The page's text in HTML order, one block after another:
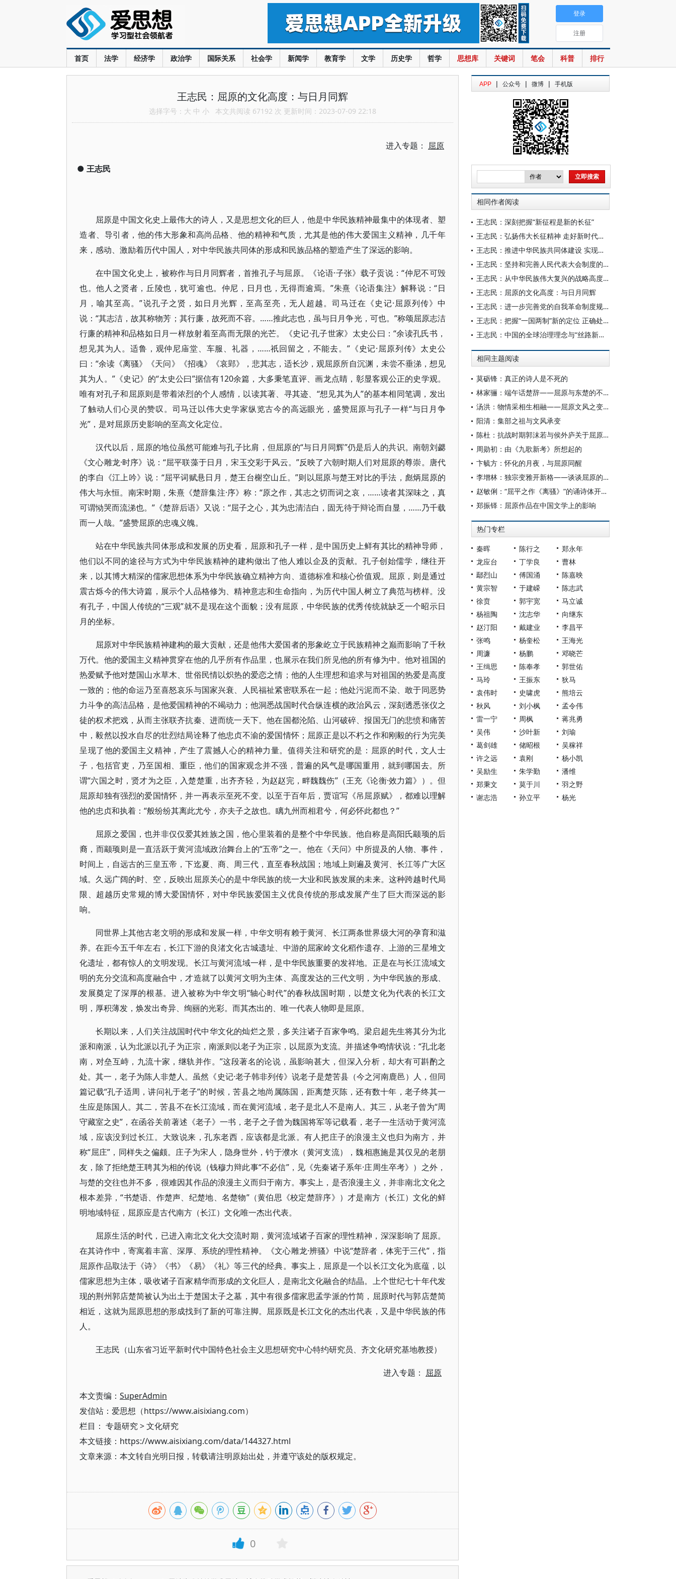
首页 法学 经济学 政治学 国际关系 社会学 新闻学 教育学 文学 历史学 哲学 思想库 关键词 笔会 科普 排行
登录
注册
王志民：屈原的文化高度：与日月同辉
选择字号： 大 中 小 本文共阅读 67192 次 更新时间：2023-07-09 22:18
进入专题： 屈原
● 王志民
屈原是中国文化史上最伟大的诗人，又是思想文化的巨人，他是中华民族精神最集中的体现者、塑
造者、导引者，他的伟大形象和高尚品格、他的精神和气质，尤其是他的伟大爱国主义精神，几千年
来，感动、激励着历代中国人，对中华民族共同体的形成和民族品格的塑造产生了深远的影响。
在中国文化史上，被称作与日月同辉者，首推孔子与屈原。《论语·子张》载子贡说：“仲尼不可毁
也。他人之贤者，丘陵也，犹可逾也。仲尼，日月也，无得而逾焉。”朱熹《论语集注》解释说：“日
月，喻其至高。”说孔子之贤，如日月光辉，至高至亮，无人超越。司马迁在《史记·屈原列传》中
说：“其志洁，故其称物芳；其行廉，故死而不容。……推此志也，虽与日月争光，可也。”称颂屈原志洁
行廉的精神和品格如日月一样放射着至高而无限的光芒。《史记·孔子世家》太史公曰：“余读孔氏书，
想见其为人。适鲁，观仲尼庙堂、车服、礼器，……祇回留之，不能去。”《史记·屈原列传》太史公
曰：“余读《离骚》《天问》《招魂》《哀郢》，悲其志，适长沙，观屈原所自沉渊，未尝不垂涕，想见
其为人。”《史记》的“太史公曰”据信有120余篇，大多秉笔直评、画龙点睛，彰显客观公正的史学观。
唯有对孔子和屈原则是带着浓烈的个人感情，以读其著、寻其迹、“想见其为人”的基本相同笔调，发出
了触动人们心灵的赞叹。司马迁以伟大史学家纵览古今的高远眼光，盛赞屈原与孔子一样“与日月争
光”，是对屈原历史影响的至高文化定位。
汉代以后，屈原的地位虽然可能难与孔子比肩，但屈原的“与日月同辉”仍是后人的共识。南朝刘勰
《文心雕龙·时序》说：“屈平联藻于日月，宋玉交彩于风云。”反映了六朝时期人们对屈原的尊崇。唐代
的李白《江上吟》说：“屈平词赋悬日月，楚王台榭空山丘。”则以屈原与楚王对比的手法，彪炳屈原的
伟大与永恒。南宋时期，朱熹《楚辞集注·序》称：“原之作，其志之切而词之哀，……读者其深味之，真
可谓恸哭而流涕也。”《楚辞后语》又说：“屈子之心，其为忠清洁白，固无待于辩论而自显，……乃千载
而一人哉。”盛赞屈原的忠魂义魄。
站在中华民族共同体形成和发展的历史看，屈原和孔子一样，是中国历史上鲜有其比的精神导师，
他们以不同的途径与方式为中华民族精神的建构做出了他人难以企及的贡献。孔子创始儒学，继往开
来，以其博大精深的儒家思想体系为中华民族确立精神方向、道德标准和核心价值观。屈原，则是通过
震古烁今的伟大诗篇，展示个人品格修为、精神意志和生命指向，为历代中国人树立了典范与榜样。没
有孔子，中国人传统的“三观”就不是现在这个面貌；没有屈原，中华民族的优秀传统就缺乏一个昭示日
月的坐标。
屈原对中华民族精神建构的最大贡献，还是他伟大爱国者的形象屹立于民族精神之巅而影响了千秋
万代。他的爱国主义精神贯穿在他的几乎所有作品里，也展示在我们所见他的所有修为中。他对祖国的
热爱赋予他对楚国山水草木、世俗民情以炽热的爱恋之情；他的人生理想和追求与对祖国的热爱是高度
一致的；他的命运乃至喜怒哀乐与国家兴衰、人民福祉紧密联系在一起；他处污泥而不染、敢于同恶势
力斗争的高洁品格，是他爱国精神的不竭动力；他洞悉战国时代合纵连横的政治风云，深刻透悉张仪之
徒的权术把戏，从而主张联齐抗秦、进而统一天下。他在国都沦陷、山河破碎、报国无门的悲愤和痛苦
中，毅然以投水自尽的壮烈结局诠释了他忠贞不渝的爱国情怀；屈原正是以不朽之作和刚毅的行为完美
呈现了他的爱国主义精神，产生了震撼人心的精神力量。值得关注和研究的是：屈原的时代，文人士
子，包括官吏，乃至国相、重臣，他们的国家观念并不强，普遍的风气是哪国重用，就到哪国去。所
谓“六国之时，贤才为之臣，入楚楚重，出齐齐轻，为赵赵完，畔魏魏伤”（王充《论衡·效力篇》）。但
屈原却独有强烈的爱国情怀，并一再表示至死不变。以至于百年后，贾谊写《吊屈原赋》，都难以理解
他的忠贞和执着：“般纷纷其离此尤兮，亦夫子之故也。瞝九州而相君兮，何必怀此都也？”
屈原之爱国，也并非仅仅爱其姓族之国，他心里装着的是整个中华民族。他自称是高阳氏颛顼的后
裔，而颛顼则是一直活跃于黄河流域政治舞台上的“五帝”之一。他在《天问》中所提及的人物、事件，
时间上，自远古的三皇五帝，下迄夏、商、周三代，直至春秋战国；地域上则遍及黄河、长江等广大区
域。久远广阔的时、空，反映出屈原关心的是中华民族的统一大业和民族发展的未来。这种跨越时代局
限、超越历史常规的博大爱国情怀，对中华民族爱国主义优良传统的形成发展产生了巨大而深远的影
响。
同世界上其他古老文明的形成和发展一样，中华文明有赖于黄河、长江两条世界级大河的孕育和滋
养。在距今五千年左右，长江下游的良渚文化古城遗址、中游的屈家岭文化稻作遗存、上游的三星堆文
化遗址，都有惊人的文明发现。长江与黄河流域一样，是中华民族重要的发祥地。正是在与长江流域文
明的充分交流和高度融合中，才造就了以黄河文明为主体、高度发达的三代文明，为中华民族的形成、
发展奠定了深厚的根基。进入被称为中华文明“轴心时代”的春秋战国时期，以楚文化为代表的长江文
明，厚积薄发，焕发出奇异、绚丽的光彩。而其杰出的、唯一代表人物即是屈原。
长期以来，人们关注战国时代中华文化的灿烂之景，多关注诸子百家争鸣。梁启超先生将其分为北
派和南派，认为北派以孔子为正宗，南派则以老子为正宗，以屈原为支流。并描述争鸣情状说：“孔北老
南，对垒互峙，九流十家，继轨并作。”这段著名的论说，虽影响甚大，但深入分析，却大有可斟酌之
处。其一，老子为陈人非楚人。虽然《史记·老子韩非列传》说老子是楚苦县（今之河南鹿邑）人，但同
篇记载“孔子适周，讲问礼于老子”的时候，苦县之地尚属陈国，距离楚灭陈，还有数十年，老子终其一
生应是陈国人。其二，苦县不在长江流域，而在黄河流域，老子是北人不是南人。其三，从老子曾为“周
守藏室之史”，在函谷关前著述《老子》一书，老子之子曾为魏国将军等记载看，老子一生活动于黄河流
域，应该没到过长江。大致说来，孔东老西，应该都是北派。有人把庄子的浪漫主义也归为南方，并
称“屈庄”，同样失之偏颇。庄子为宋人，隐身世外，钓于濮水（黄河支流），魏相惠施是其仅见的老朋
友，除了拒绝楚王聘其为相的传说（钱穆力辩此事“不必信”，见《先秦诸子系年·庄周生卒考》）之外，
与楚的交往也并不多，很难因其作品的浪漫主义而归于南方。事实上，是否浪漫主义，并非南北文化之
根本差异，“书楚语、作楚声、纪楚地、名楚物”（黄伯思《校定楚辞序》）才是南方（长江）文化的鲜
明地域特征，屈原应是古代南方（长江）文化唯一杰出代表。
屈原生活的时代，已进入南北文化大交流时期，黄河流域诸子百家的理性精神，深深影响了屈原。
在其诗作中，寄寓着丰富、深厚、系统的理性精神。《文心雕龙·辨骚》中说“楚辞者，体宪于三代”，指
屈原作品取法于《诗》《书》《易》《礼》等三代的经典。事实上，屈原是一个以长江文化为底蕴，以
儒家思想为主体，吸收诸子百家精华而形成的文化巨人，是南北文化融合的结晶。上个世纪七十年代发
现的荆州郭店楚简被认为出土于楚国太子之墓，其中有很多儒家思孟学派的竹简，屈原时代与郭店楚简
相近，这就为屈原思想的形成找到了新的可靠注脚。屈原既是长江文化的杰出代表，又是中华民族的伟
人。
王志民（山东省习近平新时代中国特色社会主义思想研究中心特约研究员、齐文化研究基地教授）
进入专题： 屈原
本文责编： SuperAdmin
发信站：爱思想（https://www.aisixiang.com）
栏目： 专题研究>文化研究
本文链接：https://www.aisixiang.com/data/144327.html
文章来源：本文转自光明日报，转载请注明原始出处，并遵守该处的版权规定。
0
APP | 公众号 | 微博 | 手机版
相同作者阅读
王志民：深刻把握“新征程是新的长征”
王志民：弘扬伟大长征精神 走好新时代的长征路
王志民：推进中华民族共同体建设 实现中华民族伟大复兴
王志民：坚持和完善人民代表大会制度的科学指引
王志民：从中华民族伟大复兴的战略高度深刻把握铸牢中华民族共同体意识
王志民：屈原的文化高度：与日月同辉
王志民：进一步完善党的自我革命制度规范体系
王志民：把握“一国两制”新的定位 正确处理六对重要关系
王志民：中国的全球治理理念与“丝路新秩序”
相同主题阅读
莫砺锋：真正的诗人是不死的
林家骊：端午话楚辞——屈原与东楚的不解之缘
汤洪：物情采相生相融——屈原文风之变与千年流响
阳清：集部之祖与文风承变
陈杜：抗战时期郭沫若与侯外庐关于屈原思想论争的再考察
周勋初：由《九歌新考》所想起的
卞毓方：怀化的月夜，与屈原同醒
李增林：独宗变雅开新格——谈谈屈原的诗歌与人格
赵敏俐：“屈平之作《离骚》”的诵诗体开创意义
郑振铎：屈原作品在中国文学上的影响
热门专栏
秦晖 陈行之
郑永年
龙应台
丁学良
曹林
鄢烈山
傅国涌
陈嘉映
黄宗智
于建嵘
陈志武
徐贲
郭宇宽
马立诚
杨祖陶
沈志华
向继东
赵汀阳
戴建业
李昌平
张鸣
杨奎松
王海光
周濂
杨鹏
邓晓芒
王缉思
陈奉孝
郭世佑
马玲
王振东
狄马
袁伟时
史啸虎
熊培云
秋风
刘小枫
孟令伟
雷一宁
周枫
蒋兆勇
吴伟
沙叶新
刘瑜
葛剑雄
储昭根
吴稼祥
许之远
袁刚
杨小凯
吴励生
朱学勤
潘维
郑秉文
莫于川
羽之野
谢志浩
孙立平 杨光